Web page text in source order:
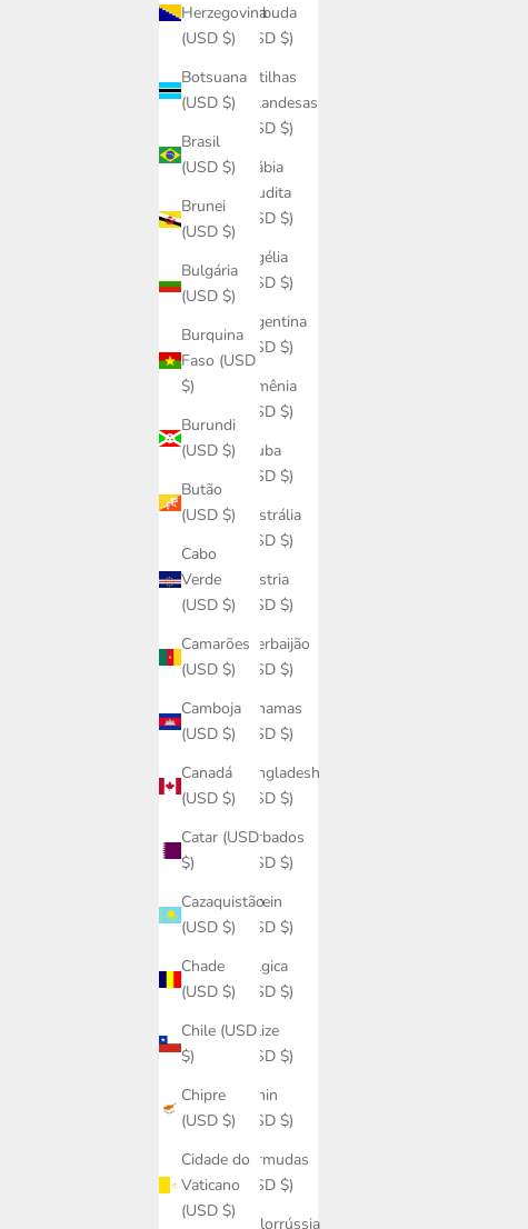
Herzegovina
(USD $)
Botsuana
(USD $)
Brasil
(USD $)
Brunei
(USD $)
Bulgária
(USD $)
Burquina
Faso (USD
$)
Burundi
(USD $)
Butão
(USD $)
Cabo
Verde
(USD $)
Camarões
(USD $)
Camboja
(USD $)
Canadá
(USD $)
Catar (USD
$)
Cazaquistão
(USD $)
Chade
(USD $)
Chile (USD
$)
Chipre
(USD $)
Cidade do
Vaticano
(USD $)
Barbuda
(USD $)
Antilhas
holandesas
(USD $)
Arábia
Saudita
(USD $)
Argélia
(USD $)
Argentina
(USD $)
Armênia
(USD $)
Aruba
(USD $)
Austrália
(USD $)
Áustria
(USD $)
Azerbaijão
(USD $)
Bahamas
(USD $)
Bangladesh
(USD $)
Barbados
(USD $)
Barein
(USD $)
Bélgica
(USD $)
Belize
(USD $)
Benin
(USD $)
Bermudas
(USD $)
Bielorrússia